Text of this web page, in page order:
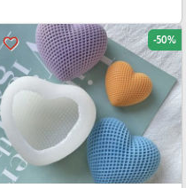
favorite_border -50%